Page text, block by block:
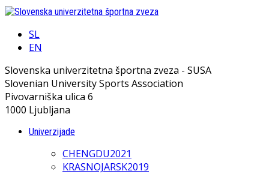
SL
EN
Slovenska univerzitetna športna zveza - SUSA
Slovenian University Sports Association
Pivovarniška ulica 6
1000 Ljubljana
Univerzijade
CHENGDU2021
KRASNOJARSK2019